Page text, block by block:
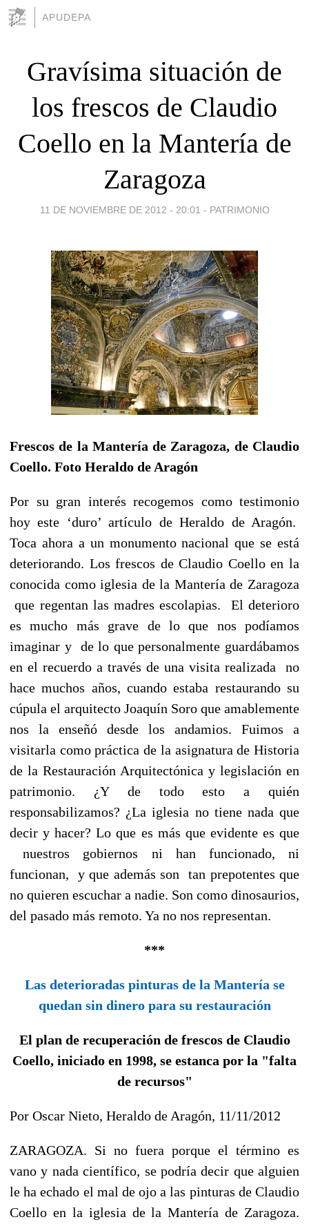
APUDEPA
Gravísima situación de
los frescos de Claudio
Coello en la Mantería de
Zaragoza
11 DE NOVIEMBRE DE 2012 - 20:01 - PATRIMONIO
Frescos de la Mantería de Zaragoza, de Claudio
Coello. Foto Heraldo de Aragón
Por su gran interés recogemos como testimonio
hoy este ‘duro’ artículo de Heraldo de Aragón.
Toca ahora a un monumento nacional que se está
deteriorando. Los frescos de Claudio Coello en la
conocida como iglesia de la Mantería de Zaragoza
que regentan las madres escolapias. El deterioro
es mucho más grave de lo que nos podíamos
imaginar y de lo que personalmente guardábamos
en el recuerdo a través de una visita realizada no
hace muchos años, cuando estaba restaurando su
cúpula el arquitecto Joaquín Soro que amablemente
nos la enseñó desde los andamios. Fuimos a
visitarla como práctica de la asignatura de Historia
de la Restauración Arquitectónica y legislación en
patrimonio. ¿Y de todo esto a quién
responsabilizamos? ¿La iglesia no tiene nada que
decir y hacer? Lo que es más que evidente es que
nuestros gobiernos ni han funcionado, ni
funcionan, y que además son tan prepotentes que
no quieren escuchar a nadie. Son como dinosaurios,
del pasado más remoto. Ya no nos representan.
***
Las deterioradas pinturas de la Mantería se
quedan sin dinero para su restauración
El plan de recuperación de frescos de Claudio
Coello, iniciado en 1998, se estanca por la "falta
de recursos"
Por Oscar Nieto, Heraldo de Aragón, 11/11/2012
ZARAGOZA. Si no fuera porque el término es
vano y nada científico, se podría decir que alguien
le ha echado el mal de ojo a las pinturas de Claudio
Coello en la iglesia de la Mantería de Zaragoza.